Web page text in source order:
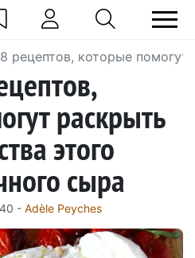
рецептов, которые
раскрыть
этого
сыра
- Adèle Peyches